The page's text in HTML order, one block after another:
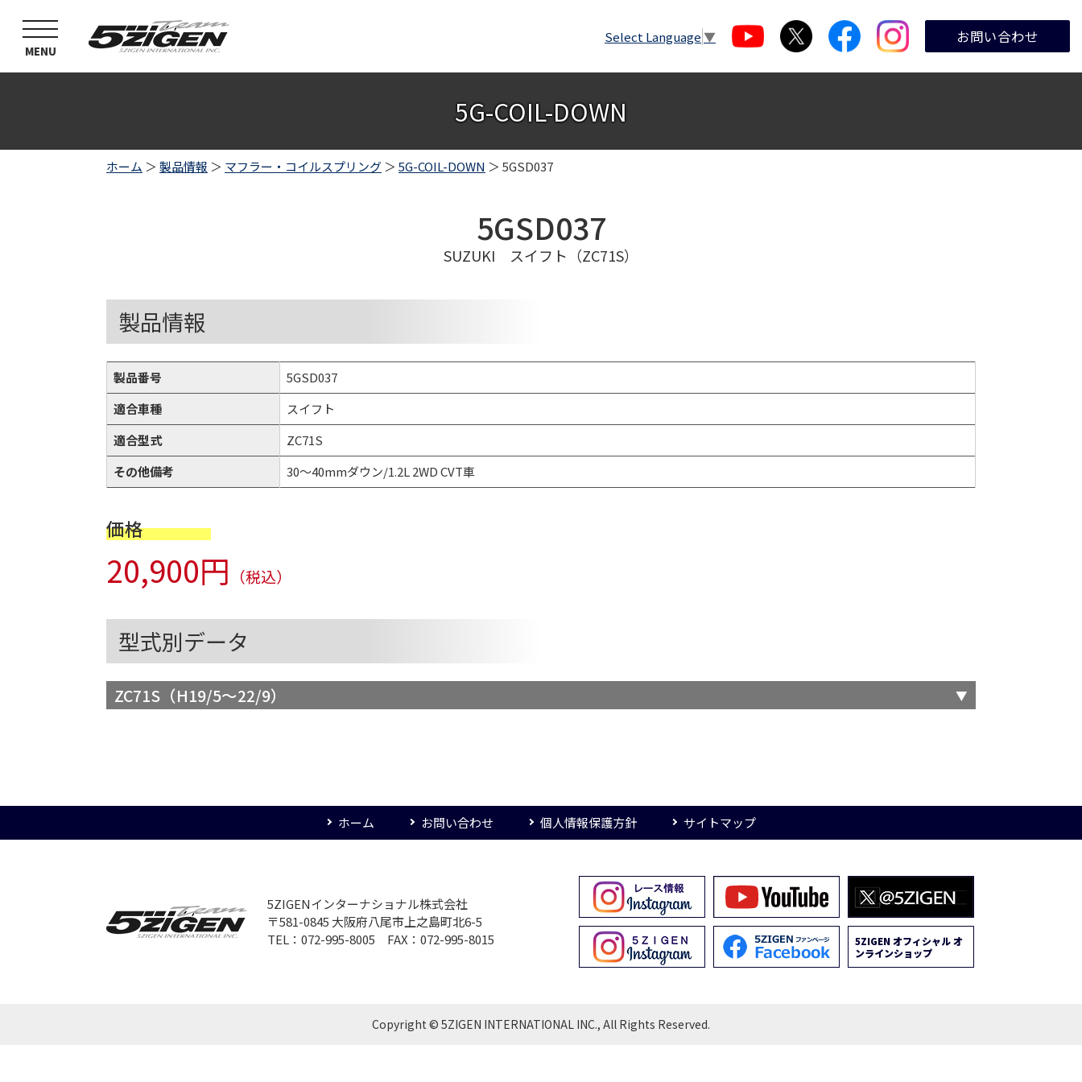
toggle
navigation
MENU
Select Language ▼ お問い合わせ
5G-COIL-DOWN
ホーム ＞製品情報 ＞ マフラー・コイルスプリング ＞5G-COIL-DOWN ＞ 5GSD037
5GSD037
SUZUKI スイフト（ZC71S）
製品情報
製品番号
5GSD037
適合車種
スイフト
適合型式
ZC71S
その他備考
30～40mmダウン/1.2L 2WD CVT車
価格
20,900円 （税込）
型式別データ
ZC71S（H19/5～22/9）
ホーム お問い合わせ 個人情報保護方針 サイトマップ
5ZIGENインターナショナル株式会社
〒581-0845 大阪府八尾市上之島町北6-5
TEL：072-995-8005 FAX：072-995-8015
5ZIGEN オフィシャル オ
ンラインショップ
Copyright © 5ZIGEN INTERNATIONAL INC., All Rights Reserved.